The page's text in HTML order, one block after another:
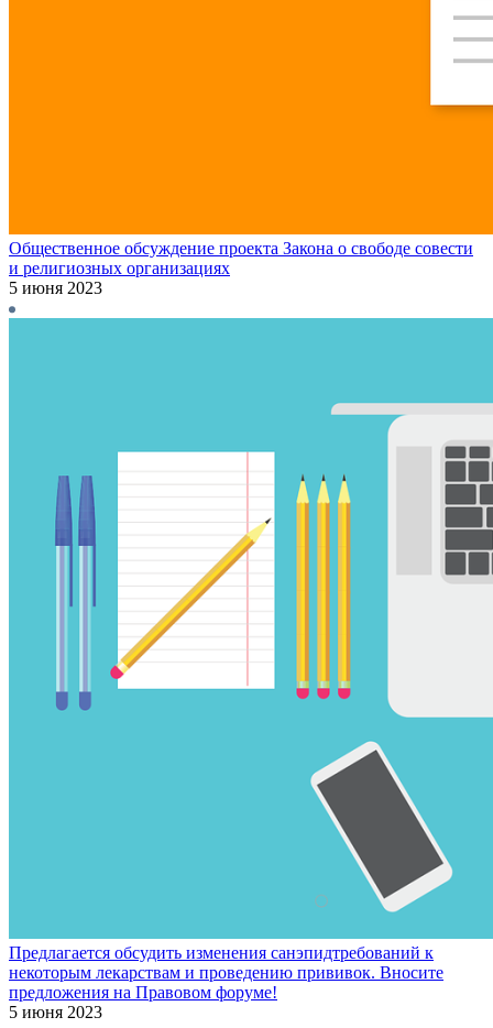
Общественное обсуждение проекта Закона о свободе совести
и религиозных организациях
5 июня 2023
Предлагается обсудить изменения санэпидтребований к
некоторым лекарствам и проведению прививок. Вносите
предложения на Правовом форуме!
5 июня 2023